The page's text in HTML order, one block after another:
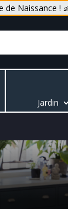
de Naissance !
Jardin